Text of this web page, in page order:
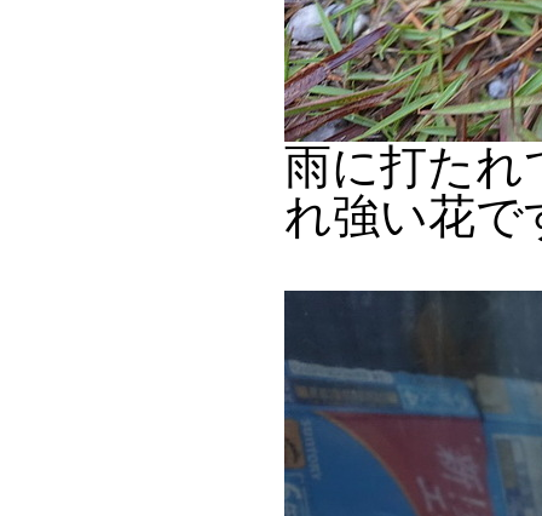
雨に打たれ
れ強い花で